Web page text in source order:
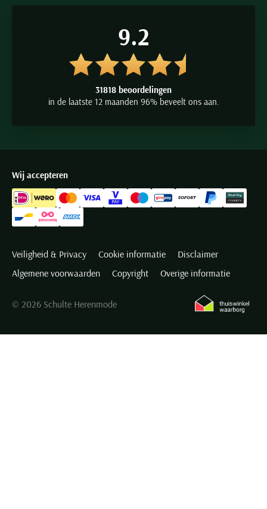
9.2
31818 beoordelingen
in de laatste 12 maanden 96% beveelt ons aan.
Wij accepteren
Veiligheid & Privacy Cookie informatie
Disclaimer
Algemene voorwaarden
Copyright Overige informatie
© 2026 Schulte Herenmode